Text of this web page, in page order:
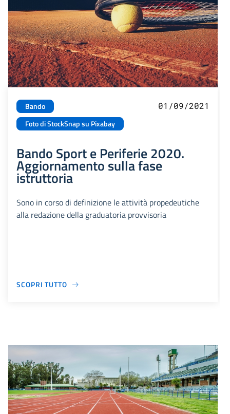
Bando
Foto di StockSnap su Pixabay
01/09/2021
Bando Sport e Periferie 2020.
Aggiornamento sulla fase
istruttoria
Sono in corso di definizione le attività propedeutiche
alla redazione della graduatoria provvisoria
SCOPRI TUTTO